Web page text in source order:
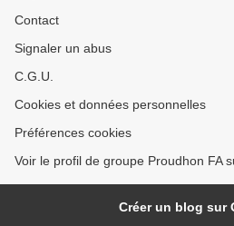
Contact
Signaler un abus
C.G.U.
Cookies et données personnelles
Préférences cookies
Voir le profil de groupe Proudhon FA
Créer un blog sur